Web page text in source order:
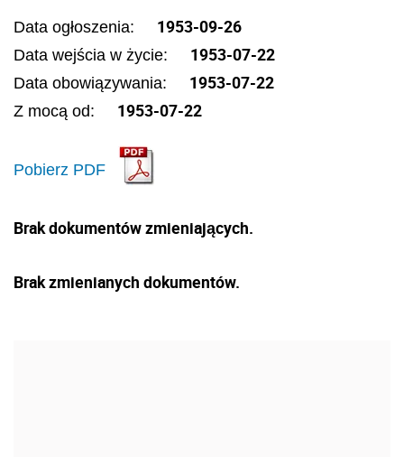
Data ogłoszenia: 1953-09-26
Data wejścia w życie: 1953-07-22
Data obowiązywania: 1953-07-22
Z mocą od: 1953-07-22
Pobierz PDF
Brak dokumentów zmieniających.
Brak zmienianych dokumentów.